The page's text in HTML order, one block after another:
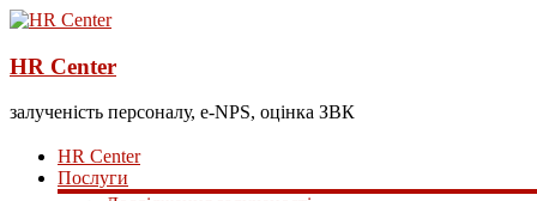
HR Center
залученість персоналу, e-NPS, оцінка ЗВК
HR Center
Послуги